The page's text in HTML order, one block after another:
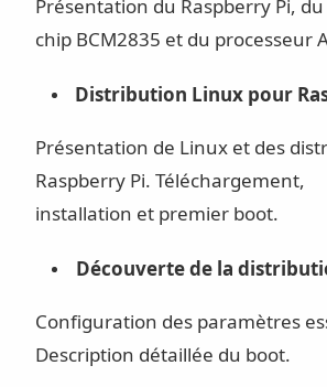
Présentation du Raspberry Pi,
chip BCM2835 et du processeur
Distribution Linux pour
Présentation de Linux et des
Raspberry Pi. Téléchargement,
installation et premier boot.
Découverte de la
Configuration des paramètres
Description détaillée du boot.